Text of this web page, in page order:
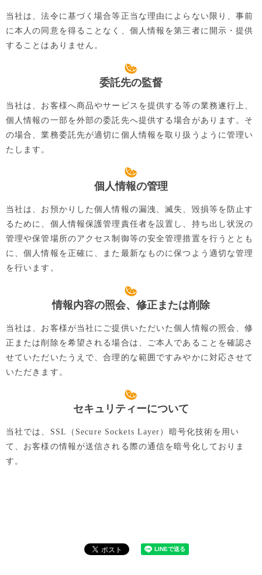
当社は、法令に基づく場合等正当な理由によらない限り、事前
に本人の同意を得ることなく、個人情報を第三者に開示・提供
することはありません。
委託先の監督
当社は、お客様へ商品やサービスを提供する等の業務遂行上、
個人情報の一部を外部の委託先へ提供する場合があります。そ
の場合、業務委託先が適切に個人情報を取り扱うように管理い
たします。
個人情報の管理
当社は、お預かりした個人情報の漏洩、滅失、毀損等を防止す
るために、個人情報保護管理責任者を設置し、持ち出し状況の
管理や保管場所のアクセス制御等の安全管理措置を行うととも
に、個人情報を正確に、また最新なものに保つよう適切な管理
を行います。
情報内容の照会、修正または削除
当社は、お客様が当社にご提供いただいた個人情報の照会、修
正または削除を希望される場合は、ご本人であることを確認さ
せていただいたうえで、合理的な範囲ですみやかに対応させて
いただきます。
セキュリティーについて
当社では、SSL（Secure Sockets Layer）暗号化技術を用い
て、お客様の情報が送信される際の通信を暗号化しておりま
す。